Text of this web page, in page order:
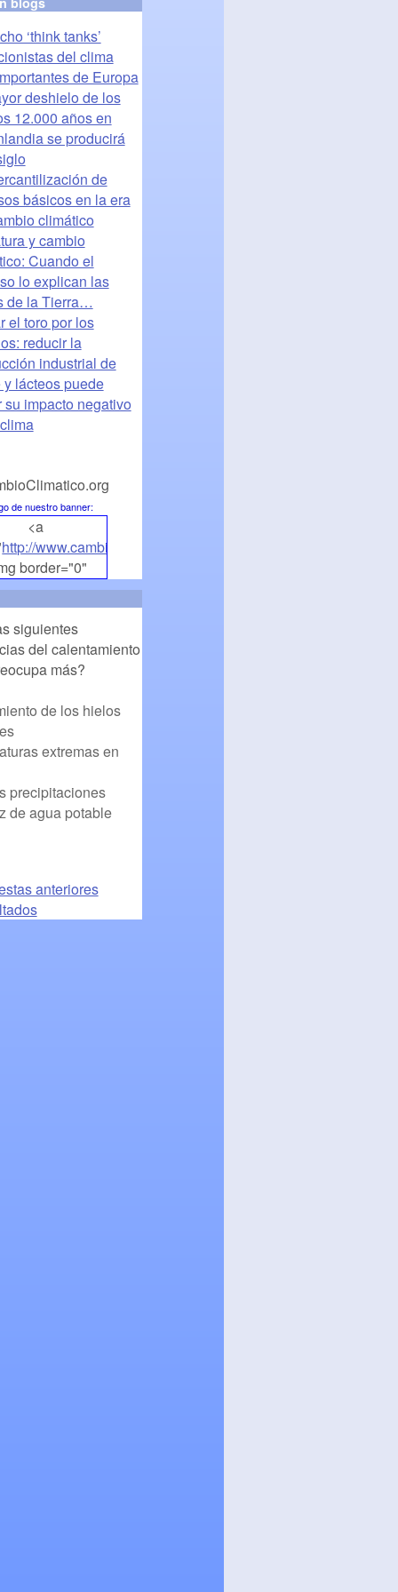
‘think tanks’
del clima
de Europa
deshielo de los
12.000 años en
se producirá
de
básicos en la era
climático
y cambio
Cuando el
lo explican las
de la Tierra…
el toro por los
reducir la
industrial de
y lácteos puede
su impacto negativo
de nuestro banner:
<a
http://www.cambioclimatico.org
border="0"
www.cambioclimatico.org/banners/banner1.png
/></a>
siguientes
del calentamiento
más?
de los hielos
extremas en
precipitaciones
de agua potable
anteriores